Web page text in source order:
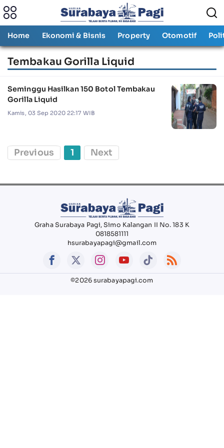
Home Ekonomi & Bisnis Property Otomotif
Tembakau Gorilla Liquid
Seminggu Hasilkan 150 Botol Tembakau
Gorilla Liquid
Kamis, 03 Sep 2020 22:17 WIB
Previous 1 Next
Graha Surabaya Pagi, Simo Kalangan II No. 183 K
0818581111
hsurabayapagi@gmail.com
©2026 surabayapagi.com